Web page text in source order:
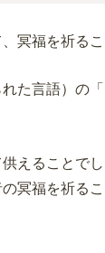
冥福を祈るこ
た言語）の
えることで
冥福を祈る